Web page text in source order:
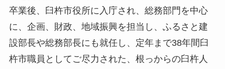
卒業後、臼杵市役所に入庁され、総務部門を中心
に、企画、財政、地域振興を担当し、ふるさと建
設部長や総務部長にも就任し、定年まで38年間臼
杵市職員としてご尽力された、根っからの臼杵人